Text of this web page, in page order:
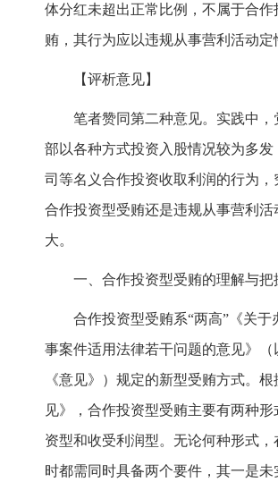
体分红未超出正常比例，不属于合作
贿，其行为应以违规从事营利活动定
【评析意见】
笔者赞同第二种意见。实践中，
部以各种方式投资入股情况较为多发
司等名义合作投资收取利润的行为，
合作投资型受贿还是违规从事营利活
大。
一、合作投资型受贿的理解与把
合作投资型受贿系“两高”《关于
事案件适用法律若干问题的意见》（
《意见》）规定的新型受贿方式。根
见》，合作投资型受贿主要有两种形
资型和收受利润型。无论何种形式，
时都需同时具备两个要件，其一是未